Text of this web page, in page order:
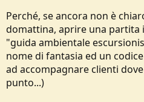
Perché, se ancora non è
domattina, aprire una partita
"guida ambientale
nome di fantasia ed un
ad accompagnare clienti
punto...)